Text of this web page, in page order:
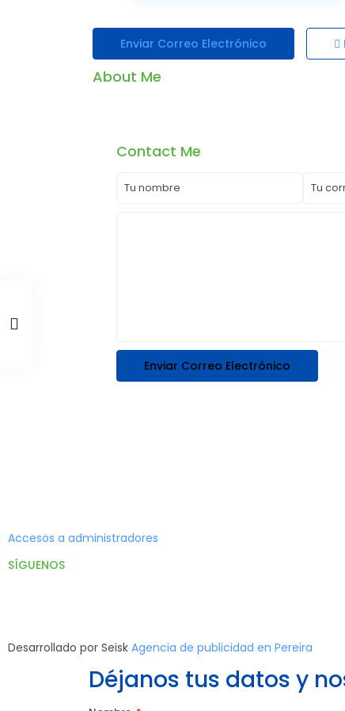
Enviar Correo Electrónico
About Me
Contact Me
Accesos a administradores
SÍGUENOS
Desarrollado por SeiskAgencia de publicidad en Pereira
Déjanos tus datos y